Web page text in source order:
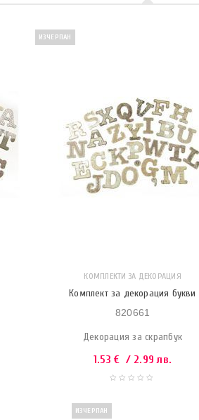
ИЗЧЕРПАН
КОМПЛЕКТИ ЗА ДЕКОРАЦИЯ
Комплект за декорация букви
820661
Декорация за скрапбук
1.53€ / 2.99 лв.
ИЗЧЕРПАН